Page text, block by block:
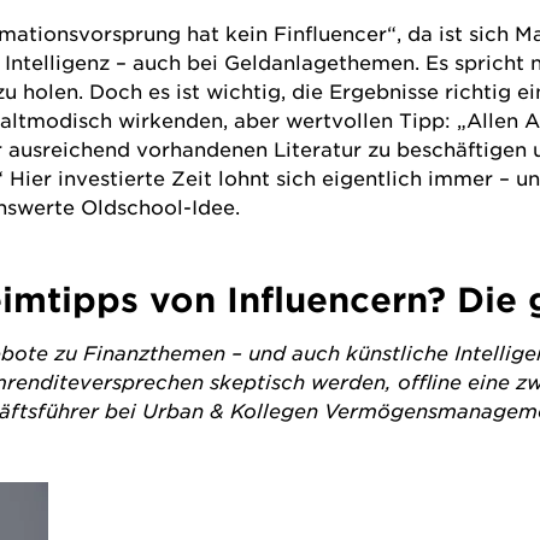
hat kein Finfluencer“, da ist sich
– auch bei Geldanlagethemen. Es spricht
holen. Doch es ist wichtig, die Ergebnisse richtig
wirkenden, aber wertvollen Tipp: „Allen
vorhandenen Literatur zu
investierte Zeit lohnt sich eigentlich immer –
Oldschool-Idee.
von Influencern? Die
zu Finanzthemen – und auch künstliche
skeptisch werden, offline eine
bei Urban & Kollegen